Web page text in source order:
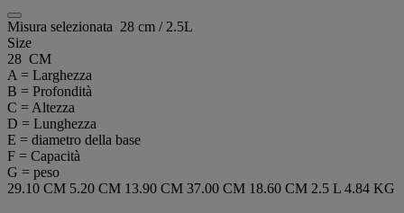
Misura selezionata 28 cm / 2.5L
Size
28 CM
A = Larghezza
B = Profondità
C = Altezza
D = Lunghezza
E = diametro della base
F = Capacità
G = peso
29.10 CM 5.20 CM 13.90 CM 37.00 CM 18.60 CM 2.5 L 4.84 KG